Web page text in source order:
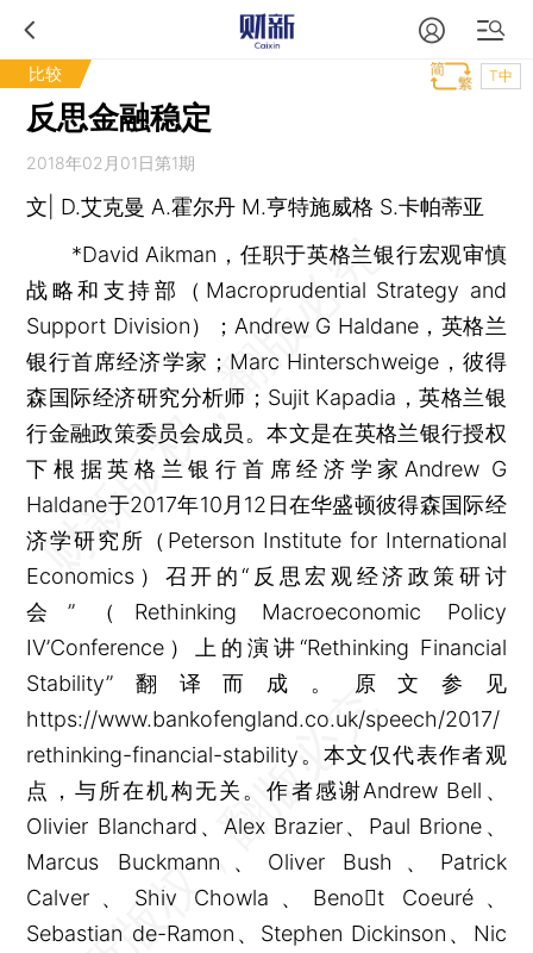
比较 T中
反思金融稳定
2018年02月01日第1期
文| D.艾克曼 A.霍尔丹 M.亨特施威格 S.卡帕蒂亚
*David Aikman，任职于英格兰银行宏观审慎
战略和支持部（Macroprudential Strategy and
Support Division）；Andrew G Haldane，英格兰
银行首席经济学家；Marc Hinterschweige，彼得
森国际经济研究分析师；Sujit Kapadia，英格兰银
行金融政策委员会成员。本文是在英格兰银行授权
下根据英格兰银行首席经济学家Andrew G
Haldane于2017年10月12日在华盛顿彼得森国际经
济学研究所（Peterson Institute for International
Economics）召开的“反思宏观经济政策研讨
会”（Rethinking Macroeconomic Policy
IV’Conference）上的演讲“Rethinking Financial
Stability”翻译而成。原文参见
https://www.bankofengland.co.uk/speech/2017/
rethinking-financial-stability。本文仅代表作者观
点，与所在机构无关。作者感谢Andrew Bell、
Olivier Blanchard、Alex Brazier、Paul Brione、
Marcus Buckmann、Oliver Bush、Patrick
Calver、Shiv Chowla、Benot Coeuré、
Sebastian de-Ramon、Stephen Dickinson、Nic